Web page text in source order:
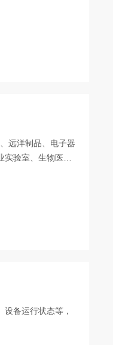
远洋制品、电子器
验室、生物医学
备运行状态等，